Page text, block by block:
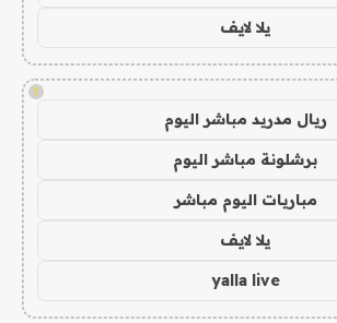
يلا لايف
!
ريال مدريد مباشر اليوم
برشلونة مباشر اليوم
مباريات اليوم مباشر
يلا لايف
yalla live